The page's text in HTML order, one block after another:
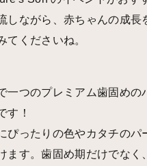
しながら、赤ちゃんの成長
てくださいね。
一つのプレミアム歯固めの
す！
ぴったりの色やカタチのパ
ます。歯固め期だけでなく